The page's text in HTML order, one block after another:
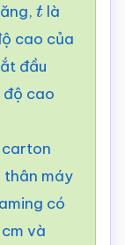
tlà
cao của
đầu
cao
carton
thân máy
có
và